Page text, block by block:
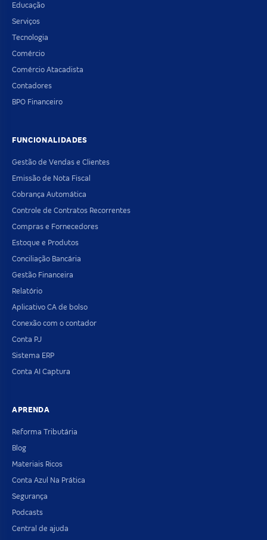
Educação
Serviços
Tecnologia
Comércio
Comércio Atacadista
Contadores
BPO Financeiro
FUNCIONALIDADES
Gestão de Vendas e Clientes
Emissão de Nota Fiscal
Cobrança Automática
Controle de Contratos Recorrentes
Compras e Fornecedores
Estoque e Produtos
Conciliação Bancária
Gestão Financeira
Relatório
Aplicativo CA de bolso
Conexão com o contador
Conta PJ
Sistema ERP
Conta AI Captura
APRENDA
Reforma Tributária
Blog
Materiais Ricos
Conta Azul Na Prática
Segurança
Podcasts
Central de ajuda